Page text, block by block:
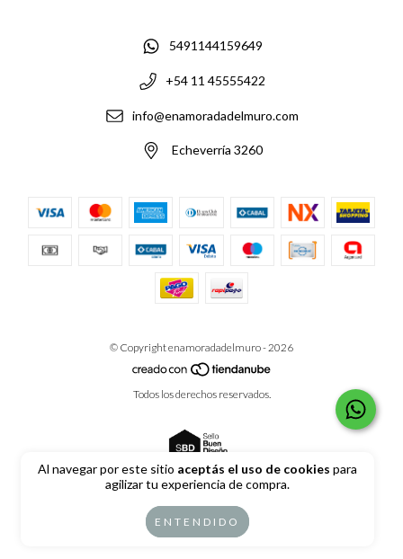
Al navegar por este sitio aceptás el uso de cookies para
agilizar tu experiencia de compra.
ENTENDIDO
5491144159649
+54 11 45555422
info@enamoradadelmuro.com
Echeverría 3260
© Copyright enamoradadelmuro - 2026
Todos los derechos reservados.
Defensa de las y los consumidores. Para reclamos